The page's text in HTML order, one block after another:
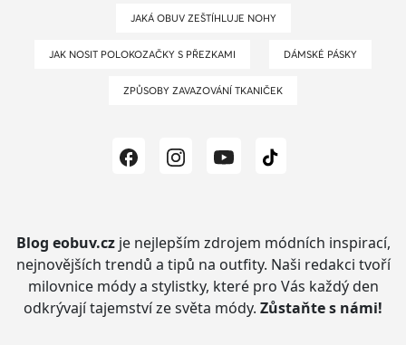
JAKÁ OBUV ZEŠTÍHLUJE NOHY
JAK NOSIT POLOKOZAČKY S PŘEZKAMI DÁMSKÉ PÁSKY
ZPŮSOBY ZAVAZOVÁNÍ TKANIČEK
Blog eobuv.czje nejlepším zdrojem módních inspirací,
nejnovějších trendů a tipů na outfity. Naši redakci tvoří
milovnice módy a stylistky, které pro Vás každý den
odkrývají tajemství ze světa módy. Zůstaňte s námi!